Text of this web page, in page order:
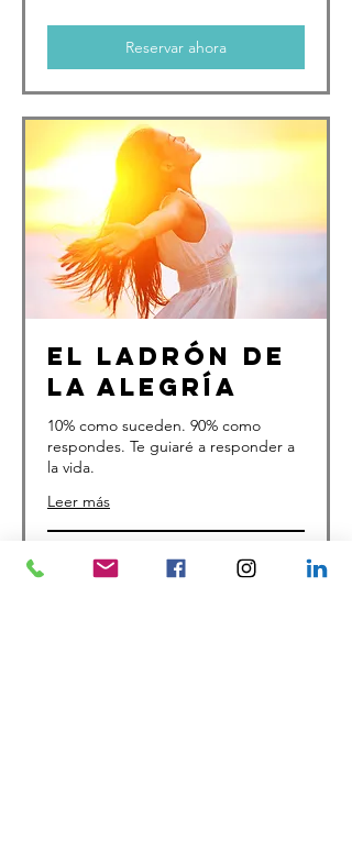
Reservar ahora
El ladrón de
la alegría
10% como suceden. 90% como
respondes. Te guiaré a responder a
la vida.
Leer más
Cargando los días...